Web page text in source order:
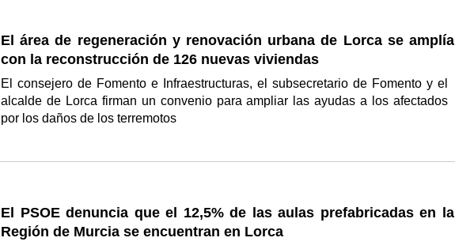
El área de regeneración y renovación urbana de Lorca se amplía
con la reconstrucción de 126 nuevas viviendas
El consejero de Fomento e Infraestructuras, el subsecretario de Fomento y el
alcalde de Lorca firman un convenio para ampliar las ayudas a los afectados
por los daños de los terremotos
El PSOE denuncia que el 12,5% de las aulas prefabricadas en la
Región de Murcia se encuentran en Lorca